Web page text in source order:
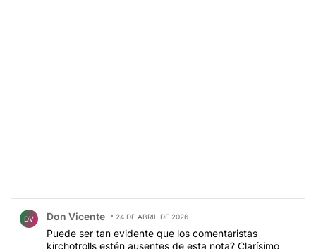
DV Don Vicente 24 DE ABRIL DE 2026
Puede ser tan evidente que los comentaristas
kirchotrolls estén ausentes de esta nota? Clarísimo